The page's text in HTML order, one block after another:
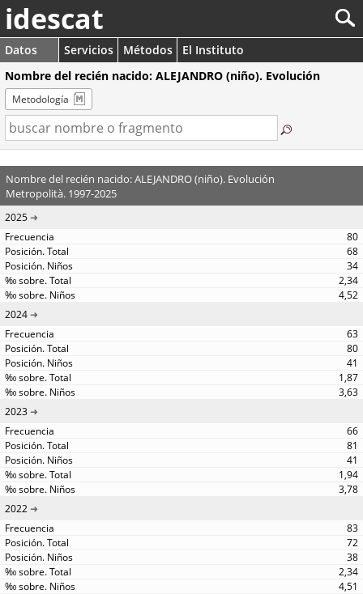
idescat
Datos Servicios Métodos
El Instituto
Nombre del recién nacido: ALEJANDRO (niño). Evolución
Metodología
Nombre del recién nacido: ALEJANDRO (niño). Evolución
Metropolità. 1997-2025
2025
80
68
34
2,34
4,52
2024
63
80
41
1,87
3,63
2023
66
81
41
1,94
3,78
2022
83
72
38
2,34
4,51